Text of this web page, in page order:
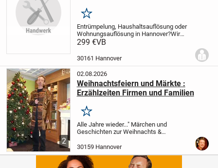
Merken
Entrümpelung, Haushaltsauflösung oder
Wohnungsauflösung in Hannover?Wir
übernehmen die komplette Räumung –
fachgerechten Entsorgung und
besenreinen Übergabe.
299 €VB
30161 Hannover
2
02.08.2026
Weihnachtsfeiern und Märkte :
Erzählzeiten Firmen und Familien
Merken
Alle Jahre wieder..."Märchen und
Geschichten zur Weihnachts &
lange Abende laden ein, uns den guten,
alten Geschichten zu widmen, die "Alle
Jahre...
30159 Hannover